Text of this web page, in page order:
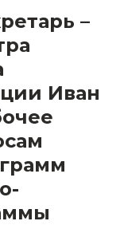
–
Иван